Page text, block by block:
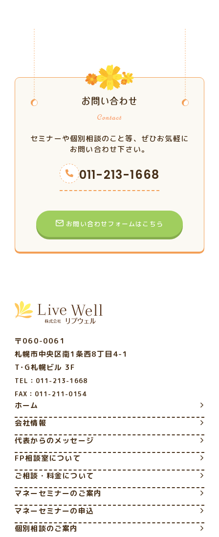
お問い合わせ
セミナーや個別相談のこと等、ぜひお気軽に
お問い合わせ下さい。
011-213-1668
お問い合わせフォームはこちら
〒060-0061
札幌市中央区南1条西8丁目4-1
T･G札幌ビル 3F
TEL：011-213-1668
FAX：011-211-0154
ホーム
会社情報
代表からのメッセージ
FP相談室について
ご相談・料金について
マネーセミナーのご案内
マネーセミナーの申込
個別相談のご案内